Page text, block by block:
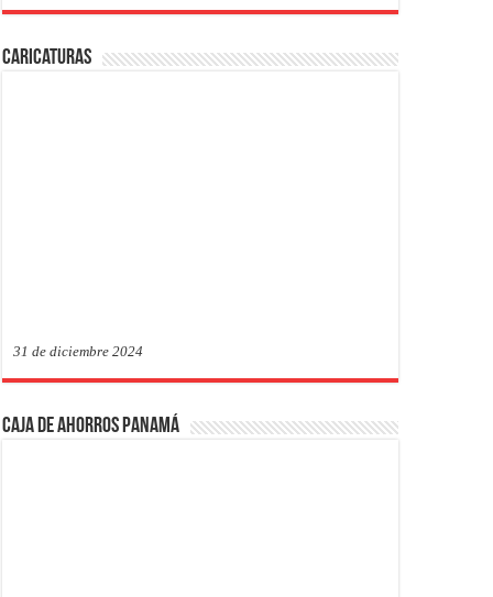
Caricaturas
31 de diciembre 2024
Caja de Ahorros Panamá